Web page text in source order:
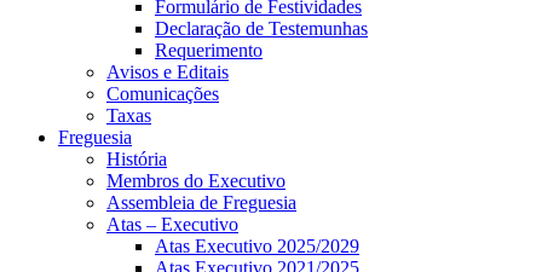
Formulário de Festividades
Declaração de Testemunhas
Requerimento
Avisos e Editais
Comunicações
Taxas
Freguesia
História
Membros do Executivo
Assembleia de Freguesia
Atas – Executivo
Atas Executivo 2025/2029
Atas Executivo 2021/2025